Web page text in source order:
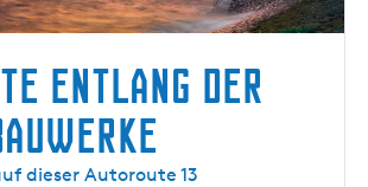
entlang der
dieser Autoroute 13